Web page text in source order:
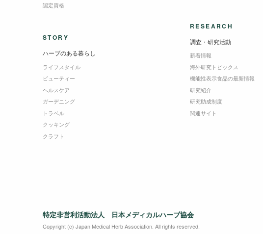
認定資格
STORY
ハーブのある暮らし
ライフスタイル
ビューティー
ヘルスケア
ガーデニング
トラベル
クッキング
クラフト
RESEARCH
調査・研究活動
新着情報
海外研究トピックス
機能性表示食品の最新情報
研究紹介
研究助成制度
関連サイト
特定非営利活動法人 日本メディカルハーブ協会
Copyright (c) Japan Medical Herb Association. All rights reserved.